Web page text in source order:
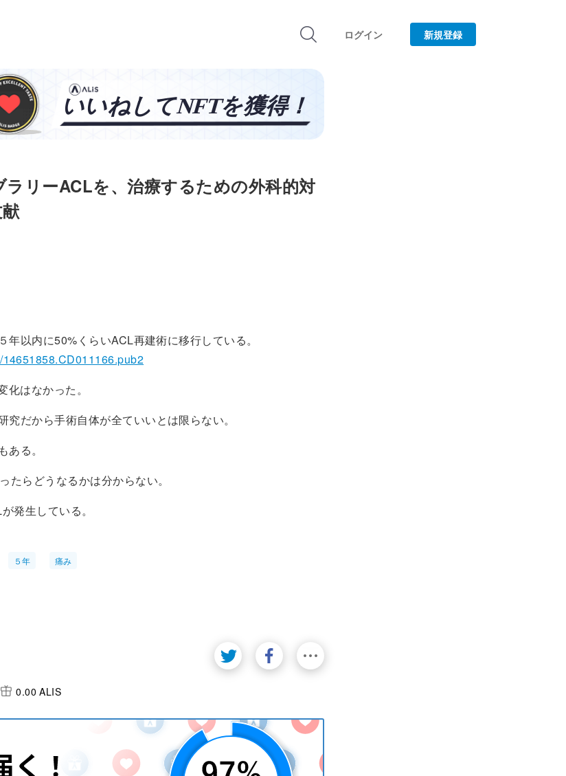
ログイン 新規登録
リーACLを、治療するための外科的対
年以内に50%くらいACL再建術に移行している。
はなかった。
究だから手術自体が全ていいとは限らない。
る。
たらどうなるかは分からない。
発生している。
５年 痛み
0.00 ALIS